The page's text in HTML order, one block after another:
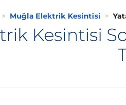
Muğla Elektrik Kesintisi
Kesintisi